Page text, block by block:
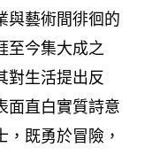
與藝術間徘徊的
至今集大成之
對生活提出反
面直白實質詩意
既勇於冒險，